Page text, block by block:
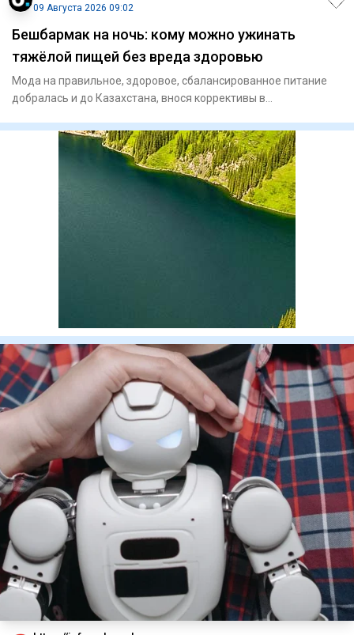
09 Августа 2026 09:02
Бешбармак на ночь: кому можно ужинать
тяжёлой пищей без вреда здоровью
Мода на правильное, здоровое, сбалансированное питание
добралась и до Казахстана, внося коррективы в